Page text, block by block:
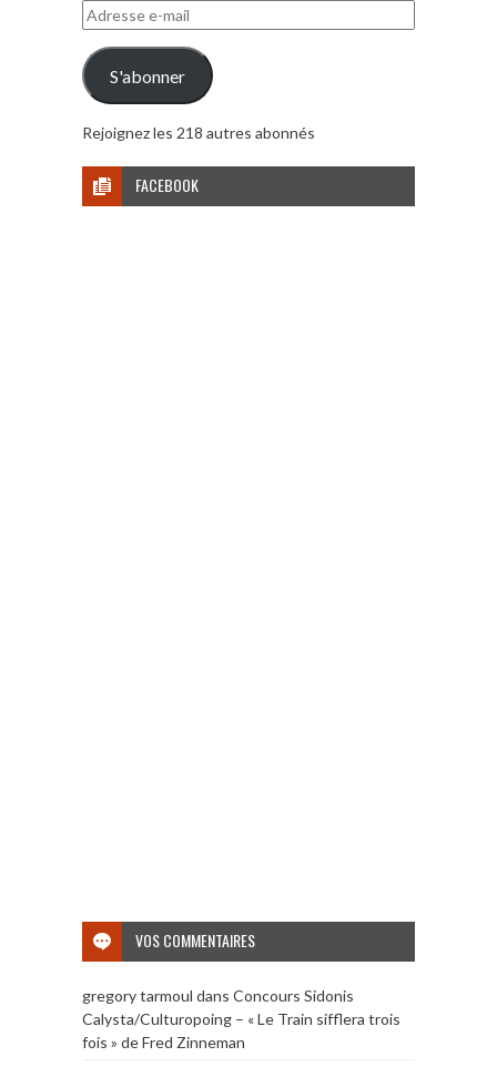
Adresse
e-
mail
S'abonner
Rejoignez les 218 autres abonnés
FACEBOOK
VOS COMMENTAIRES
gregory tarmoul dans Concours Sidonis
Calysta/Culturopoing – « Le Train sifflera trois
fois » de Fred Zinneman